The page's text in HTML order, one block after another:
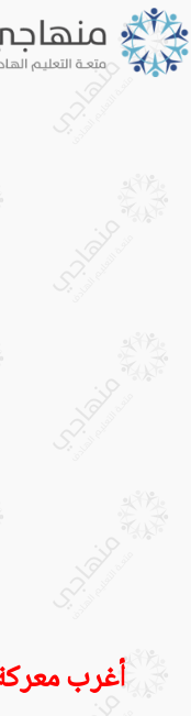
أغرب